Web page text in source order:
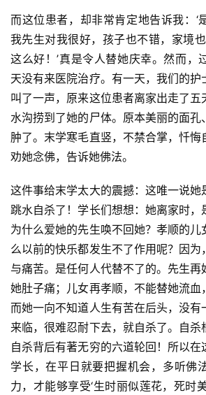
而这位患者，却非常肯定地告诉我：‘
我先生对我很好，孩子也不错，家境也
这么好！’真是令人替她庆幸。然而，
天没有来医院治疗。有一天，我们的护
叫了一声，原来这位患者离家出走了五
水沟捞到了她的尸体。原本美丽的面孔
肿了。末学寒毛直竖，不禁合掌，忏
劝她念佛，告诉她佛法。
这件事给末学太大的震撼：这唯一说她
跳水自杀了！学长们想想：她离家时，
为什么爱她的先生唤不回她？孝顺的
么以前的快乐都发生不了作用呢？因
与痛苦。是任何人代替不了的。先生
她肚子痛；儿女再孝顺，不能替她流血
而她一向不知道人生有苦在后头，没有
来临，很难忍耐下去，就自杀了。自杀
自杀背后有著无穷的六道轮回！所以在
学长，在平日就要把握机会，多听佛
力，才能够享受‘生时丽似莲花，死时